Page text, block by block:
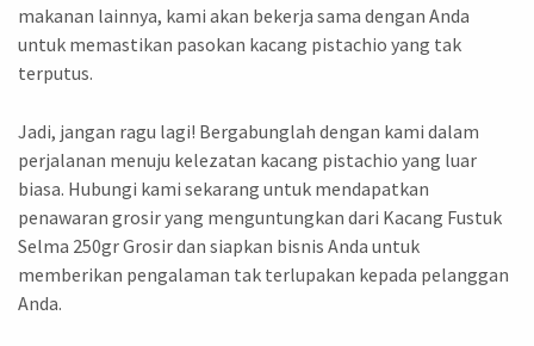
makanan lainnya, kami akan bekerja sama dengan Anda
untuk memastikan pasokan kacang pistachio yang tak
terputus.
Jadi, jangan ragu lagi! Bergabunglah dengan kami dalam
perjalanan menuju kelezatan kacang pistachio yang luar
biasa. Hubungi kami sekarang untuk mendapatkan
penawaran grosir yang menguntungkan dari Kacang Fustuk
Selma 250gr Grosir dan siapkan bisnis Anda untuk
memberikan pengalaman tak terlupakan kepada pelanggan
Anda.